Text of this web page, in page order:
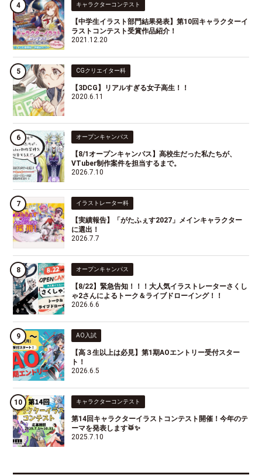
キャラクターコンテスト
【中学生イラスト部門結果発表】第10回キャラクターイ
ラストコンテスト受賞作品紹介！
2021.12.20
CGクリエイター科
【3DCG】リアルすぎる女子高生！！
2020.6.11
オープンキャンパス
【8/1オープンキャンパス】高校生だった私たちが、
VTuber制作案件を担当するまで。
2026.7.10
イラストレーター科
【実績報告】「がたふぇす2027」メインキャラクター
に選出！
2026.7.7
オープンキャンパス
【8/22】緊急告知！！！大人気イラストレーターさくし
ゃ2さんによるトーク＆ライブドローイング！！
2026.6.6
AO入試
【高３生以上は必見】第1期AOエントリー受付スター
ト！
2026.6.5
キャラクターコンテスト
第14回キャラクターイラストコンテスト開催！今年のテ
ーマを発表します🥁✨
2025.7.10